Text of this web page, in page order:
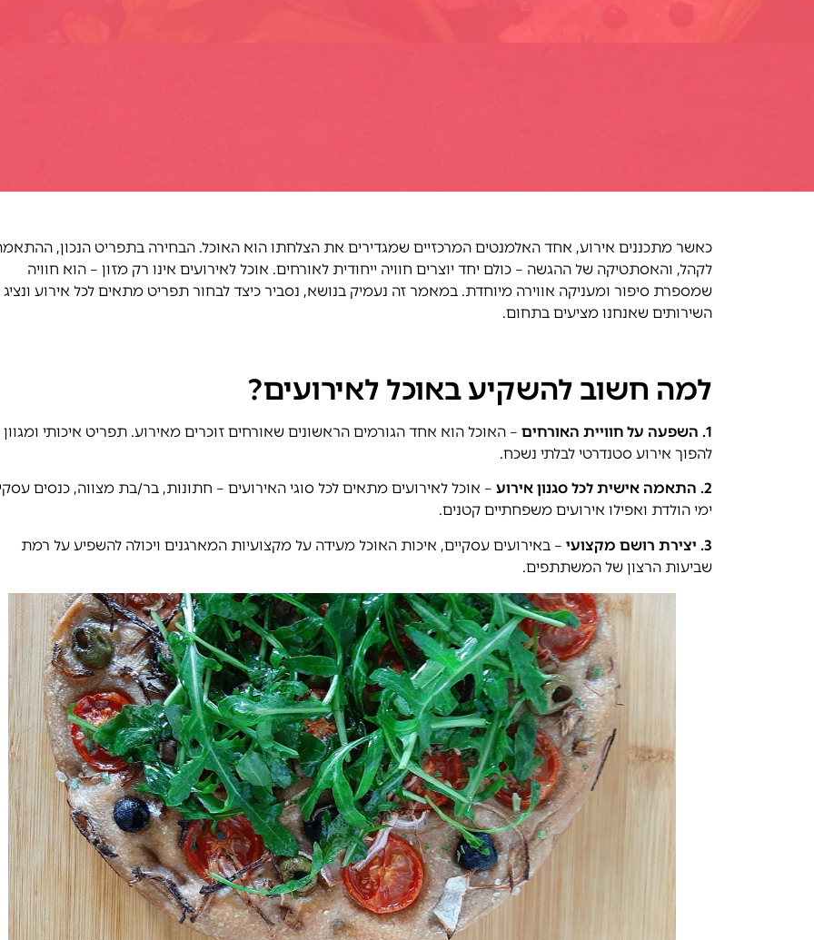
כאשר מתכננים אירוע, אחד האלמנטים המרכזיים שמגדירים את הצלחתו הוא האוכל. הבחירה בתפריט הנכון,
לקהל, והאסתטיקה של ההגשה – כולם יחד יוצרים חוויה ייחודית לאורחים. אוכל לאירועים אינו רק מזון – הוא חוויה
שמספרת סיפור ומעניקה אווירה מיוחדת. במאמר זה נעמיק בנושא, נסביר כיצד לבחור תפריט מתאים לכל אירוע
השירותים שאנחנו מציעים בתחום.
למה חשוב להשקיע באוכל לאירועים?
1. השפעה על חוויית האורחים
– האוכל הוא אחד הגורמים הראשונים שאורחים זוכרים מאירוע. תפריט איכותי ומגוון
להפוך אירוע סטנדרטי לבלתי נשכח.
2. התאמה אישית לכל סגנון אירוע
– אוכל לאירועים מתאים לכל סוגי האירועים – חתונות, בר/בת מצווה, כנסים
ימי הולדת ואפילו אירועים משפחתיים קטנים.
3. יצירת רושם מקצועי
– באירועים עסקיים, איכות האוכל מעידה על מקצועיות המארגנים ויכולה להשפיע על רמת
שביעות הרצון של המשתתפים.